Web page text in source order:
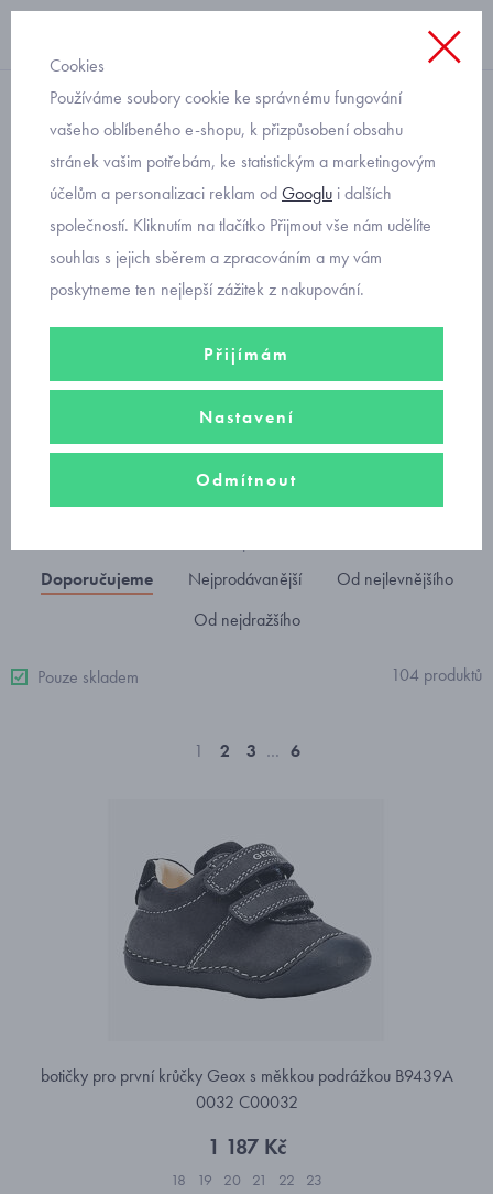
Úvod
Geox
dětská obuv
botičky pro první krůčky
Doporučujeme
Nejprodávanější
Od nejlevnějšího
Od nejdražšího
Pouze skladem 104 produktů
1 2 3 … 6
botičky pro první krůčky Geox s měkkou podrážkou B9439A
0032 C00032
1 187 Kč
18 19 20 21 22 23
Cookies
Používáme soubory cookie ke správnému fungování
vašeho oblíbeného e-shopu, k přizpůsobení obsahu
stránek vašim potřebám, ke statistickým a marketingovým
účelům a personalizaci reklam odGooglu i dalších
společností. Kliknutím na tlačítko Přijmout vše nám udělíte
souhlas s jejich sběrem a zpracováním a my vám
poskytneme ten nejlepší zážitek z nakupování.
Přijímám
Nastavení
Odmítnout